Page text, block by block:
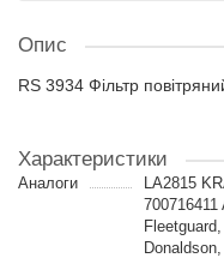
Опис
RS 3934 Фільтр
Характеристики
Аналоги
LA2815